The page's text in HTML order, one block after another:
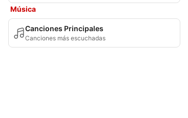
Música
Canciones Principales
Canciones más escuchadas